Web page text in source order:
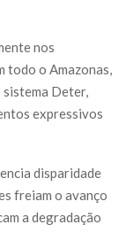
nos
todo o Amazonas,
sistema Deter,
expressivos
disparidade
freiam o avanço
a degradação